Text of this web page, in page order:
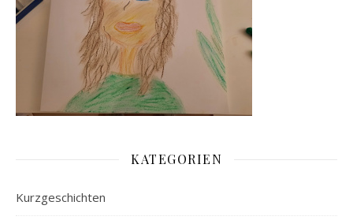
KATEGORIEN
Kurzgeschichten